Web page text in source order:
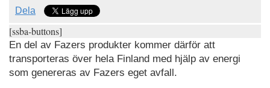
Dela
[ssba-buttons]
En del av Fazers produkter kommer därför att
transporteras över hela Finland med hjälp av energi
som genereras av Fazers eget avfall.